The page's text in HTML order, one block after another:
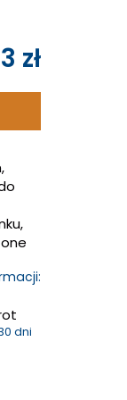
zł
dni